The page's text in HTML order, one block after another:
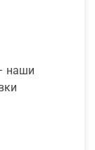
наши